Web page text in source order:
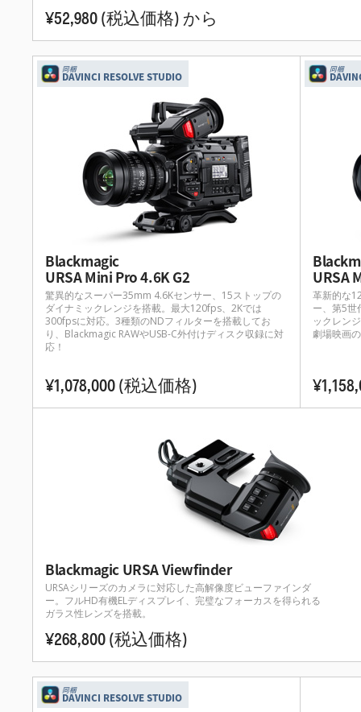
¥52,980(税込価格) から
同梱
DAVINCI RESOLVE STUDIO
Blackmagic
URSA Mini Pro 4.6K G2
驚異的なスーパー35mm 4.6Kセンサー、15ストップの
ダイナミックレンジを搭載。最大120fps、2Kでは
300fpsに対応。3種類のNDフィルターを搭載してお
り、Blackmagic RAWやUSB-C外付けディスク収録に対
応！
¥1,078,000(税込価格)
同梱
URSA
革新的な
ー、第5世
ックレン
劇場映画
Blackmagic URSA Viewfinder
URSAシリーズのカメラに対応した高解像度ビューファインダ
ー。フルHD有機ELディスプレイ、完璧なフォーカスを得られる
ガラス性レンズを搭載。
¥268,800(税込価格)
同梱
DAVINCI RESOLVE STUDIO